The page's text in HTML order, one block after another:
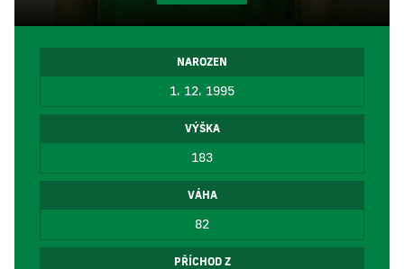
NAROZEN
1. 12. 1995
VÝŠKA
183
VÁHA
82
PŘÍCHOD Z